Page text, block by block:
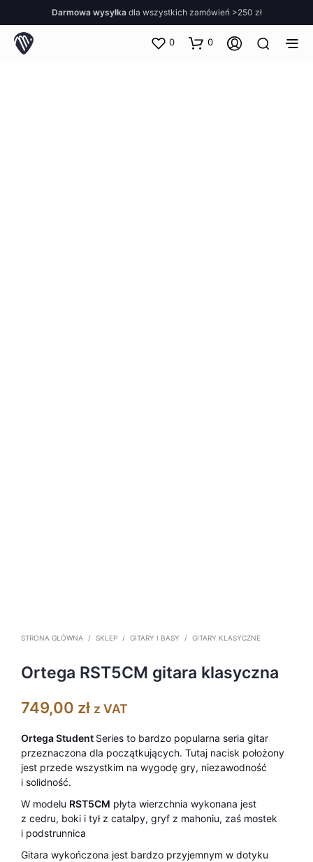
Darmowa wysyłka dla wszystkich zamówień >250 zł
0 0
STRONA GŁÓWNA / SKLEP / GITARY I BASY / GITARY KLASYCZNE
Ortega RST5CM gitara klasyczna
749,00 zł z VAT
Ortega Student Series to bardzo popularna seria gitar
przeznaczona dla początkujących. Tutaj nacisk położony
jest przede wszystkim na wygodę gry, niezawodność
i solidność.
W modelu RST5CM płyta wierzchnia wykonana jest
z cedru, boki i tył z catalpy, gryf z mahoniu, zaś mostek
i podstrunnica
Gitara wykończona jest bardzo przyjemnym w dotyku